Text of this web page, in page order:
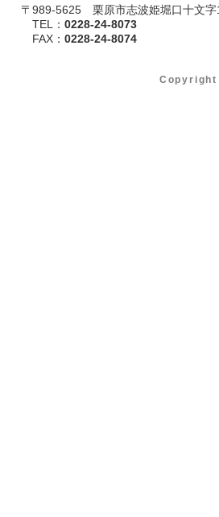
〒989-5625 栗原市志波姫堀口十文字
TEL： 0228-24-8073
​ FAX： 0228-24-8074